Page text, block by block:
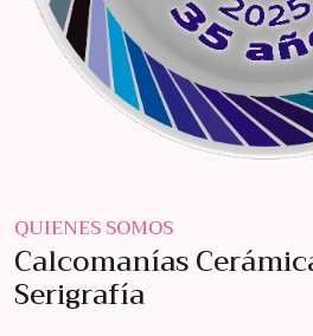
QUIENES SOMOS
Calcomanías
Serigrafía